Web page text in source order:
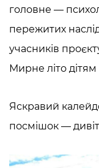
головне —
пережитих
учасників
Мирне літо дітям
Яскравий
посмішок —